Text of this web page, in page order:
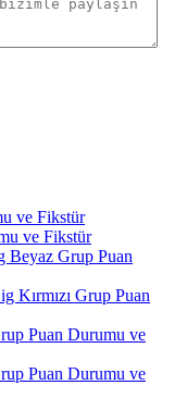
ve Fikstür
ve Fikstür
Beyaz Grup Puan
Kırmızı Grup Puan
Puan Durumu ve
Puan Durumu ve